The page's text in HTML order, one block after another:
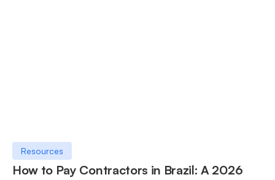
Resources
How to Pay Contractors in Brazil: A 2026